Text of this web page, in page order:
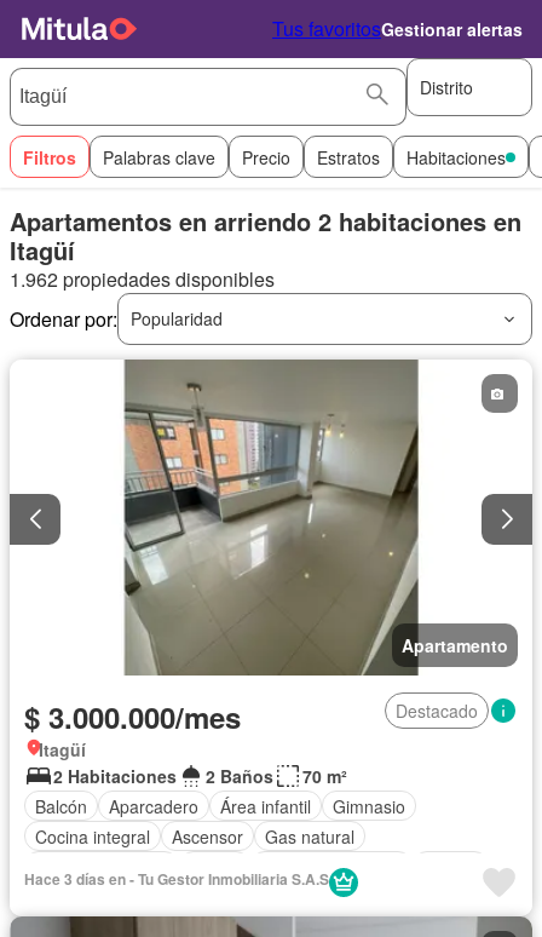
Tus favoritosGestionar alertas
Distrito
Filtros Palabras clave Precio Estratos Habitaciones
Apartamentos en arriendo 2 habitaciones en
Itagüí
1.962 propiedades disponibles
Ordenar por:
Popularidad
Apartamento
$ 3.000.000/mes
Destacado
Itagüí
2 Habitaciones
2 Baños
70 m²
Balcón
Aparcadero Área infantil
Gimnasio
Cocina integral
Ascensor
Gas natural
Seguridad privada
Hace 3 días en - Tu Gestor Inmobiliaria S.A.S